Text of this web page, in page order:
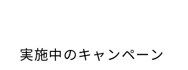
実施中のキャンペーン